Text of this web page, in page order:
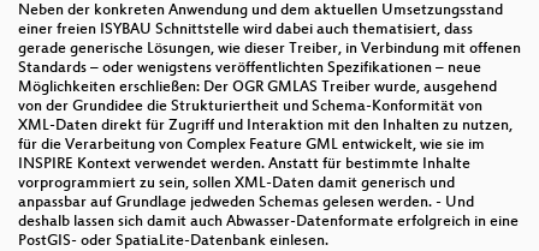
Neben der konkreten Anwendung und dem aktuellen Umsetzungsstand
einer freien ISYBAU Schnittstelle wird dabei auch thematisiert, dass
gerade generische Lösungen, wie dieser Treiber, in Verbindung mit offenen
Standards – oder wenigstens veröffentlichten Spezifikationen – neue
Möglichkeiten erschließen: Der OGR GMLAS Treiber wurde, ausgehend
von der Grundidee die Strukturiertheit und Schema-Konformität von
XML-Daten direkt für Zugriff und Interaktion mit den Inhalten zu nutzen,
für die Verarbeitung von Complex Feature GML entwickelt, wie sie im
INSPIRE Kontext verwendet werden. Anstatt für bestimmte Inhalte
vorprogrammiert zu sein, sollen XML-Daten damit generisch und
anpassbar auf Grundlage jedweden Schemas gelesen werden. - Und
deshalb lassen sich damit auch Abwasser-Datenformate erfolgreich in eine
PostGIS- oder SpatiaLite-Datenbank einlesen.